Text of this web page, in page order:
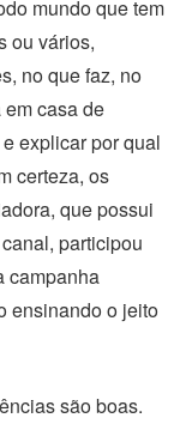
mundo que tem
ou vários,
no que faz, no
casa de
explicar por qual
certeza, os
que possui
participou
campanha
ensinando o jeito
são boas.